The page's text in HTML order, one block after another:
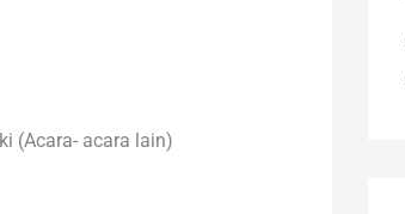
(Acara- acara lain)